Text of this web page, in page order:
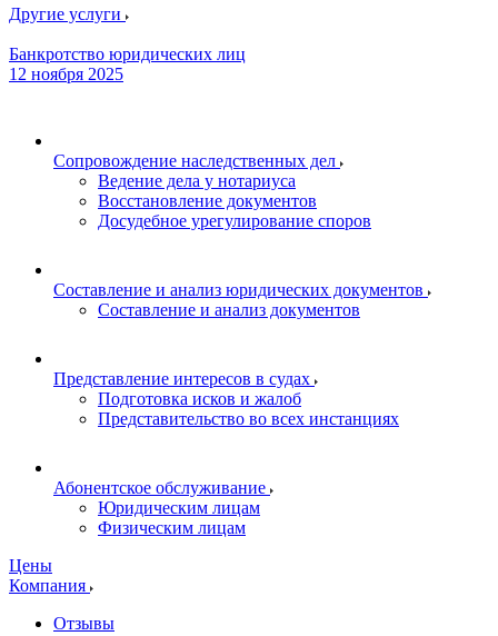
Другие услуги
Банкротство юридических лиц
12 ноября 2025
Сопровождение наследственных дел
Ведение дела у нотариуса
Восстановление документов
Досудебное урегулирование споров
Составление и анализ юридических документов
Составление и анализ документов
Представление интересов в судах
Подготовка исков и жалоб
Представительство во всех инстанциях
Абонентское обслуживание
Юридическим лицам
Физическим лицам
Цены
Компания
Отзывы